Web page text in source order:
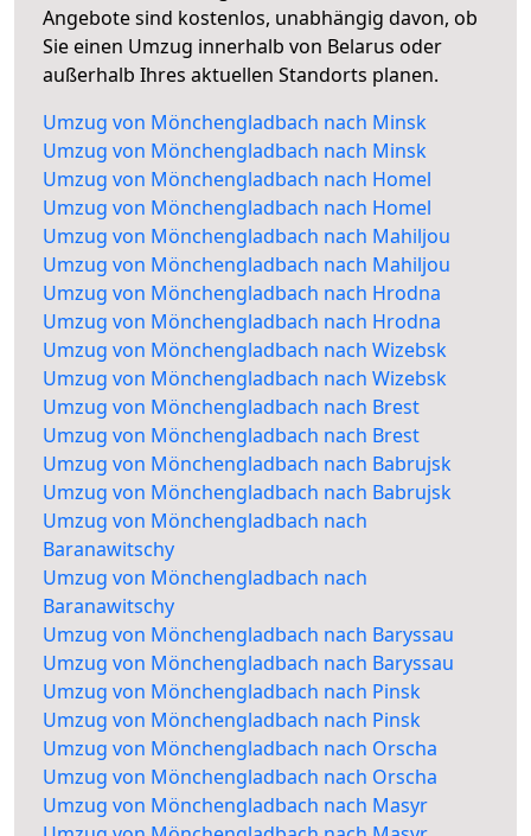
Angebote sind kostenlos, unabhängig davon, ob
Sie einen Umzug innerhalb von Belarus oder
außerhalb Ihres aktuellen Standorts planen.
Umzug von Mönchengladbach nach Minsk
Umzug von Mönchengladbach nach Minsk
Umzug von Mönchengladbach nach Homel
Umzug von Mönchengladbach nach Homel
Umzug von Mönchengladbach nach Mahiljou
Umzug von Mönchengladbach nach Mahiljou
Umzug von Mönchengladbach nach Hrodna
Umzug von Mönchengladbach nach Hrodna
Umzug von Mönchengladbach nach Wizebsk
Umzug von Mönchengladbach nach Wizebsk
Umzug von Mönchengladbach nach Brest
Umzug von Mönchengladbach nach Brest
Umzug von Mönchengladbach nach Babrujsk
Umzug von Mönchengladbach nach Babrujsk
Umzug von Mönchengladbach nach
Baranawitschy
Umzug von Mönchengladbach nach
Baranawitschy
Umzug von Mönchengladbach nach Baryssau
Umzug von Mönchengladbach nach Baryssau
Umzug von Mönchengladbach nach Pinsk
Umzug von Mönchengladbach nach Pinsk
Umzug von Mönchengladbach nach Orscha
Umzug von Mönchengladbach nach Orscha
Umzug von Mönchengladbach nach Masyr